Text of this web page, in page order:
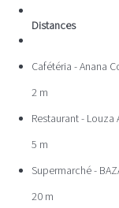
Distances
Cafétéria - Anana
2 m
Restaurant - Louza
5 m
Supermarché -
20 m